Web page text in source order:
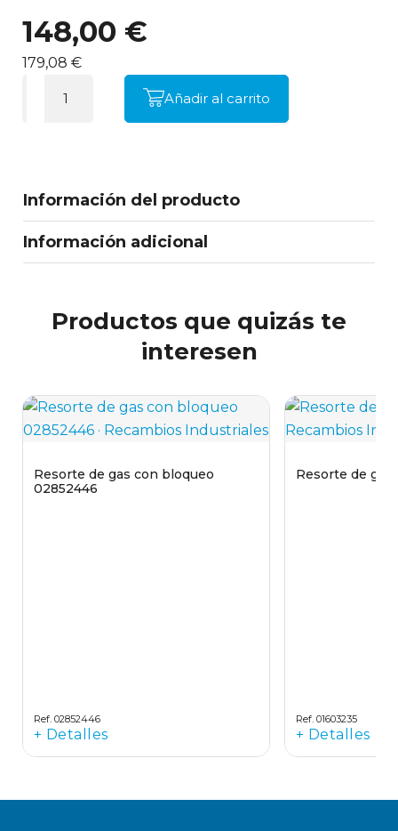
148,00 €
179,08 €
Añadir al carrito
Información del producto
Información adicional
Productos que quizás te
interesen
Resorte de gas con bloqueo
02852446
+ Detalles
Ref. 02852446
Resorte de gas
+ Detalles
Ref. 01603235